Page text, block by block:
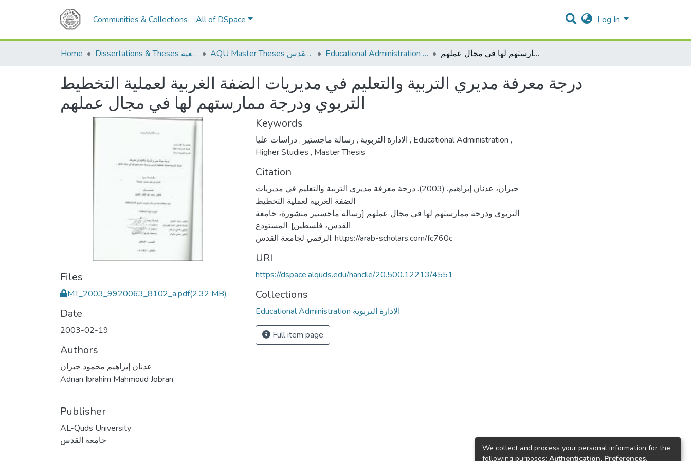
Communities & Collections All of DSpace Log In
Home Dissertations & Theses الرسائل الجامعية AQU Master Theses الرسائل الجامعية الخاصة بجامعة القدس Educational Administration الادارة التربوية درجة معرفة مديري التربية والتعليم في مديريات الضفة الغربية لعملية التخطيط التربوي ودرجة ممارستهم لها في مجال عملهم
درجة معرفة مديري التربية والتعليم في مديريات الضفة الغربية لعملية التخطيط
التربوي ودرجة ممارستهم لها في مجال عملهم
Files
MT_2003_9920063_8102_a.pdf(2.32 MB)
Date
2003-02-19
Authors
عدنان إبراهيم محمود جبران
Adnan Ibrahim Mahmoud Jobran
Publisher
AL-Quds University
جامعة القدس
Keywords
الادارة التربوية , رسالة ماجستير , , Educational Administration ,
Higher Studies , Master Thesis
Citation
جبران، عدنان إبراهيم. (2003). درجة معرفة مديري التربية والتعليم في مديريات
الضفة الغربية لعملية التخطيط
التربوي ودرجة ممارستهم لها في مجال عملهم [رسالة ماجستير منشورة، جامعة
القدس، فلسطين]. المستودع
الرقمي لجامعة القدس. https://arab-scholars.com/fc760c
URI
https://dspace.alquds.edu/handle/20.500.12213/4551
Collections
Educational Administration الادارة التربوية
Full item page
We collect and process your personal information for the
following purposes: Authentication, Preferences,